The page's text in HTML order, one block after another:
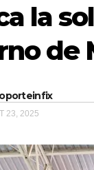
la
de
23, 2025